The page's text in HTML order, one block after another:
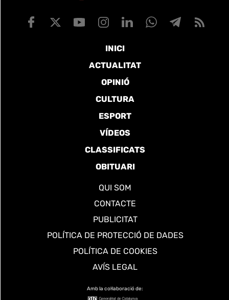
INICI
ACTUALITAT
OPINIÓ
CULTURA
ESPORT
VÍDEOS
CLASSIFICATS
OBITUARI
QUI SOM
CONTACTE
PUBLICITAT
POLÍTICA DE PROTECCIÓ DE DADES
POLÍTICA DE COOKIES
AVÍS LEGAL
Amb la col·laboració de: